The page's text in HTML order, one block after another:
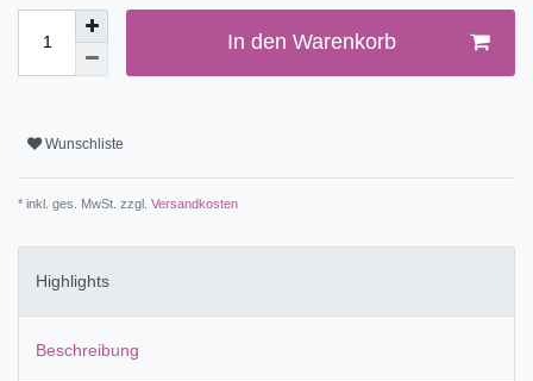
In den Warenkorb
Wunschliste
* inkl. ges. MwSt. zzgl. Versandkosten
Highlights
Beschreibung